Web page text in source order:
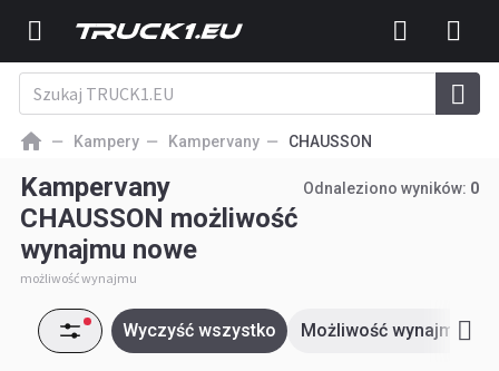
Kampery Kampervany CHAUSSON
Kampervany
CHAUSSON możliwość
wynajmu nowe
możliwość wynajmu
Odnaleziono wyników: 0
Możliwość wynajmu
Wyczyść wszystko